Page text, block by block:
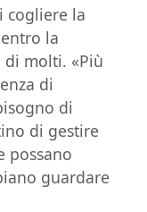
cogliere la
la
di molti. «Più
di
di
di gestire
possano
guardare